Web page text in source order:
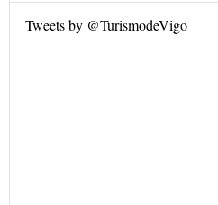
Tweets by @TurismodeVigo